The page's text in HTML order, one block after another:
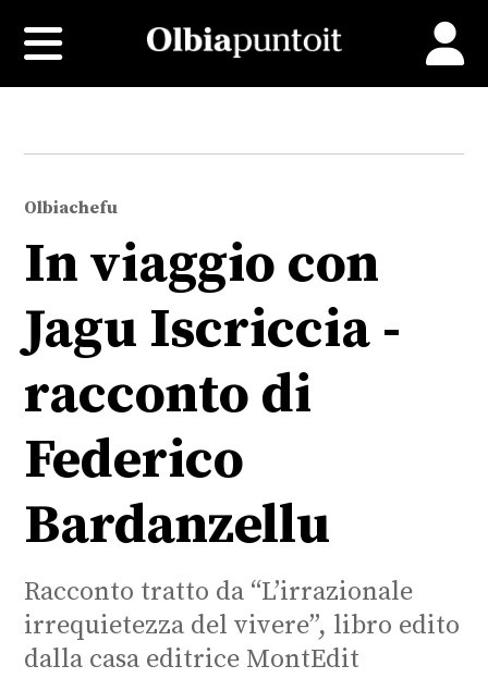
Olbiachefu
In viaggio con
Jagu Iscriccia -
racconto di
Federico
Bardanzellu
Racconto tratto da “L’irrazionale
irrequietezza del vivere”, libro edito
dalla casa editrice MontEdit